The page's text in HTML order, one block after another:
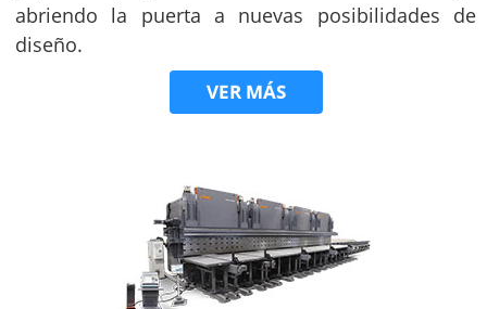
abriendo la puerta a nuevas posibilidades de
diseño.
VER MÁS